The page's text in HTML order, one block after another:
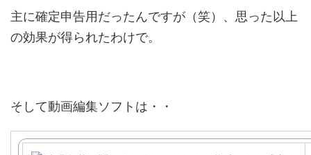
主に確定申告用だったんですが（笑）、思った以上
の効果が得られたわけで。
そして動画編集ソフトは・・